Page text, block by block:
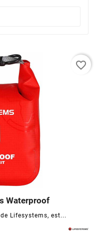
Waterproof
Lifesystems, est...

favorite_border